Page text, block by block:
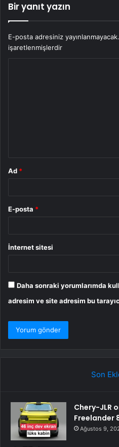
Bir yanıt yazın
E-posta adresiniz yayınlanmayacak.
işaretlenmişlerdir
Ad *
E-posta *
İnternet sitesi
Daha sonraki yorumlarımda
adresim ve site adresim bu
Son
Chery-JLR
Freelander
Ağustos 9,